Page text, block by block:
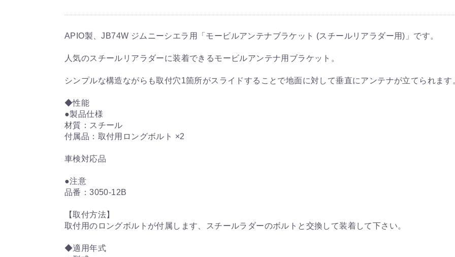
APIO製、JB74W ジムニーシエラ用「モービルアンテナブラケット (スチールリアラダー用)」です。
人気のスチールリアラダーに装着できるモービルアンテナ用ブラケット。
シンプルな構造ながらも取付穴1箇所がスライドすることで地面に対して垂直にアンテナが立てられます
◆性能
●製品仕様
材質：スチール
付属品：取付用ロングボルト ×2
車検対応品
●注意
品番：3050-12B
【取付方法】
取付用のロングボルトが付属します、スチールラダーのボルトと交換して装着して下さい。
◆適用年式